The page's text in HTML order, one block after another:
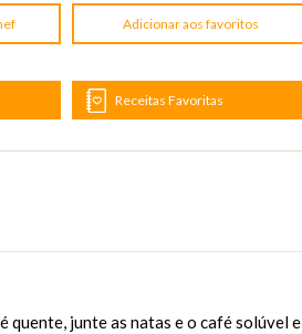
Adicionar aos favoritos
Receitas Favoritas
quente, junte as natas e o café solúvel e